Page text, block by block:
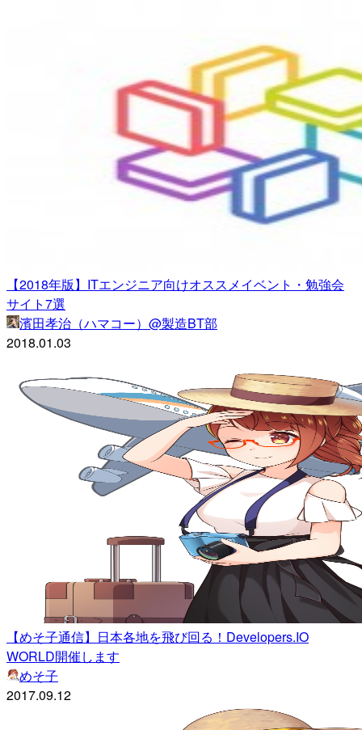
【2018年版】ITエンジニア向けオススメイベント・勉強会
サイト7選
濱田孝治（ハマコー）@製造BT部
2018.01.03
【めそ子通信】日本各地を飛び回る！Developers.IO
WORLD開催します
めそ子
2017.09.12